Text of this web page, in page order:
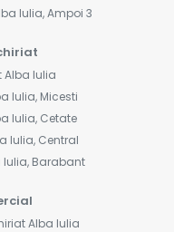
Iulia, Ampoi 3
Alba Iulia
Iulia, Micesti
Iulia, Cetate
Iulia, Central
Iulia, Barabant
Alba Iulia